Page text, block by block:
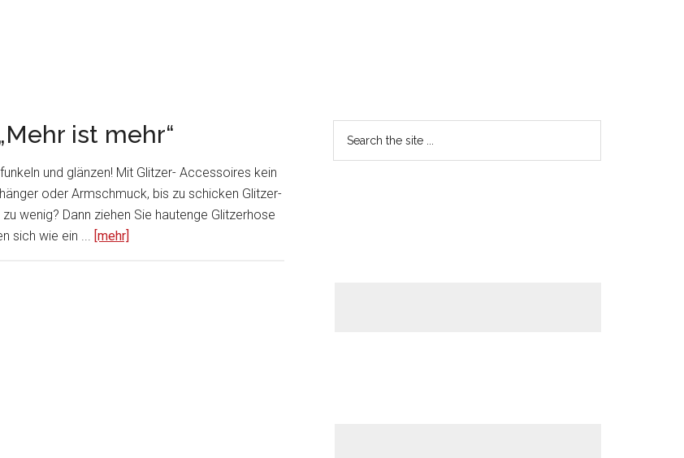
ist mehr“
und glänzen! Mit Glitzer- Accessoires kein
oder Armschmuck, bis zu schicken Glitzer-
wenig? Dann ziehen Sie hautenge Glitzerhose
sich wie ein ... [mehr]